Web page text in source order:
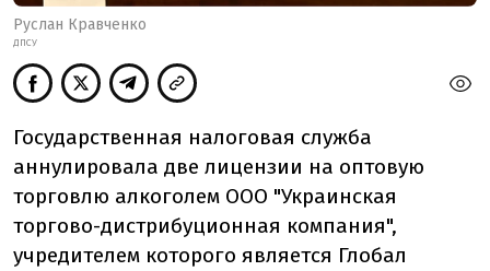
Руслан Кравченко
ДПСУ
Государственная налоговая служба
аннулировала две лицензии на оптовую
торговлю алкоголем ООО "Украинская
торгово-дистрибуционная компания",
учредителем которого является Глобал